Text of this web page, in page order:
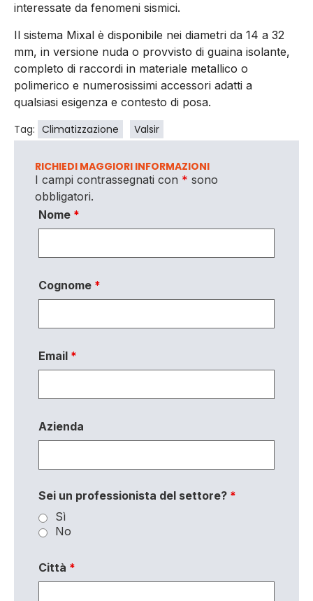
interessate da fenomeni sismici.
Il sistema Mixal è disponibile nei diametri da 14 a 32
mm, in versione nuda o provvisto di guaina isolante,
completo di raccordi in materiale metallico o
polimerico e numerosissimi accessori adatti a
qualsiasi esigenza e contesto di posa.
Tag: Climatizzazione Valsir
RICHIEDI MAGGIORI INFORMAZIONI
I campi contrassegnati con * sono
obbligatori.
Nome *
Cognome *
Email *
Azienda
Sei un professionista del settore? *
Sì
No
Città *